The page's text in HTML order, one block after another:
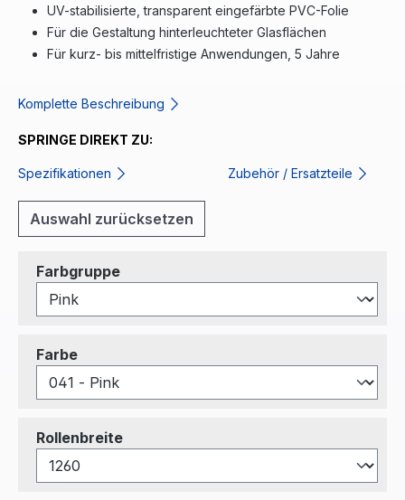
UV-stabilisierte, transparent eingefärbte PVC-Folie
Für die Gestaltung hinterleuchteter Glasflächen
Für kurz- bis mittelfristige Anwendungen, 5 Jahre
Komplette Beschreibung
SPRINGE DIREKT ZU:
Spezifikationen Zubehör / Ersatzteile
Auswahl zurücksetzen
Farbgruppeauswählen
Farbeauswählen
Rollenbreiteauswählen